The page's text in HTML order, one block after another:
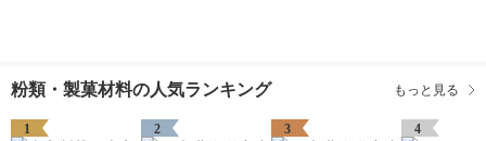
粉類・製菓材料の人気ランキング もっと見る
1 2 3 4